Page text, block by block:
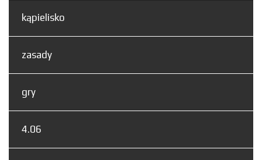
kąpielisko
zasady
gry
4.06